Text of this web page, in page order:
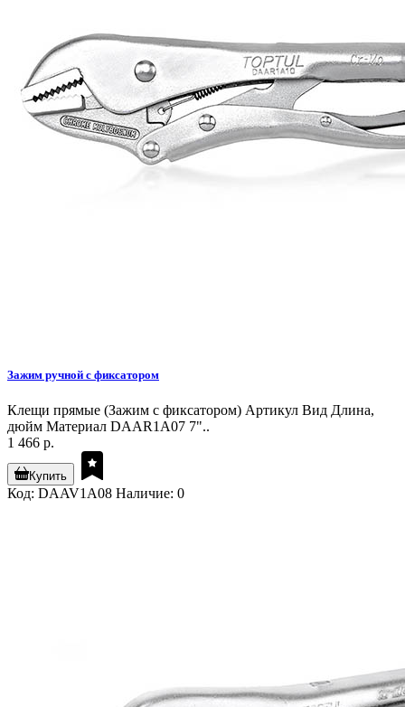
Зажим ручной с фиксатором
Клещи прямые (Зажим с фиксатором) Артикул Вид Длина,
дюйм Материал DAAR1A07 7"..
1 466 р.
Купить
Код: DAAV1A08 Наличие: 0